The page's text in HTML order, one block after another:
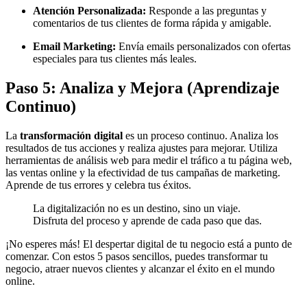
Atención Personalizada: Responde a las preguntas y
comentarios de tus clientes de forma rápida y amigable.
Email Marketing: Envía emails personalizados con ofertas
especiales para tus clientes más leales.
Paso 5: Analiza y Mejora (Aprendizaje
Continuo)
La transformación digital es un proceso continuo. Analiza los
resultados de tus acciones y realiza ajustes para mejorar. Utiliza
herramientas de análisis web para medir el tráfico a tu página web,
las ventas online y la efectividad de tus campañas de marketing.
Aprende de tus errores y celebra tus éxitos.
La digitalización no es un destino, sino un viaje.
Disfruta del proceso y aprende de cada paso que das.
¡No esperes más! El despertar digital de tu negocio está a punto de
comenzar. Con estos 5 pasos sencillos, puedes transformar tu
negocio, atraer nuevos clientes y alcanzar el éxito en el mundo
online.